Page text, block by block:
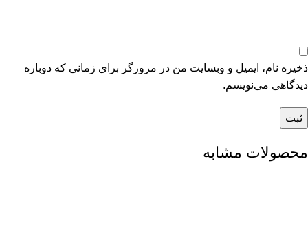
ذخیره نام، ایمیل و وبسایت من در مرورگر برای زمانی که دوباره
دیدگاهی می‌نویسم.
محصولات مشابه